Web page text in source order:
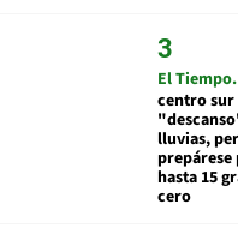
El Tiempo
centro
lluvias,
hasta 15
cero